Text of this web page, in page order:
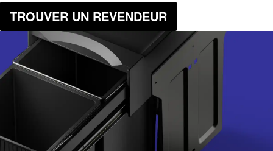
TROUVER UN REVENDEUR